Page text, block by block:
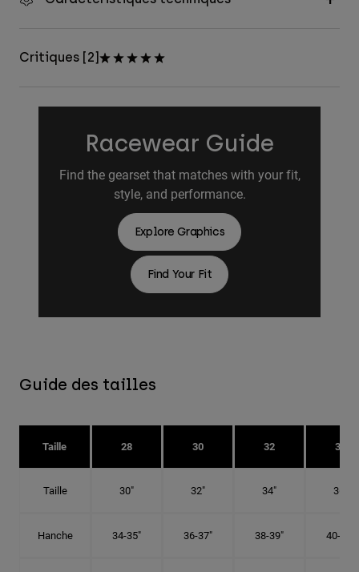
Critiques [2]
Racewear Guide
Find the gearset that matches with your fit,
style, and performance.
Explore Graphics
Find Your Fit
Guide des tailles
Taille 28 30 32 34
Taille 30" 32" 34" 36"
Hanche 34-35" 36-37" 38-39" 40-41"